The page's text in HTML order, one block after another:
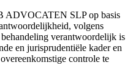
ADVOCATEN SLP op basis
volgens
verantwoordelijk is
en jurisprudentiële kader en
controle te